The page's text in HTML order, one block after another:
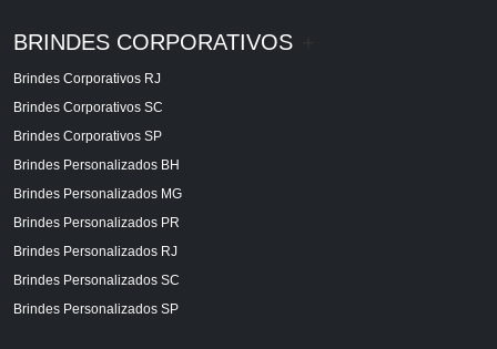
BRINDES CORPORATIVOS
Brindes Corporativos RJ
Brindes Corporativos SC
Brindes Corporativos SP
Brindes Personalizados BH
Brindes Personalizados MG
Brindes Personalizados PR
Brindes Personalizados RJ
Brindes Personalizados SC
Brindes Personalizados SP